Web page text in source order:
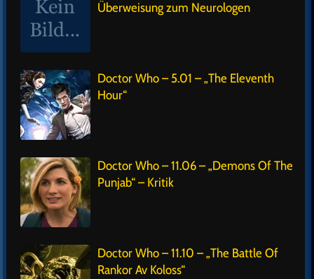
Überweisung zum Neurologen
Doctor Who – 5.01 – „The Eleventh
Hour“
Doctor Who – 11.06 – „Demons Of The
Punjab“ – Kritik
Doctor Who – 11.10 – „The Battle Of
Rankor Av Koloss“